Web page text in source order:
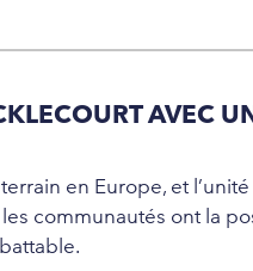
AVEC
en Europe, et
communautés ont la